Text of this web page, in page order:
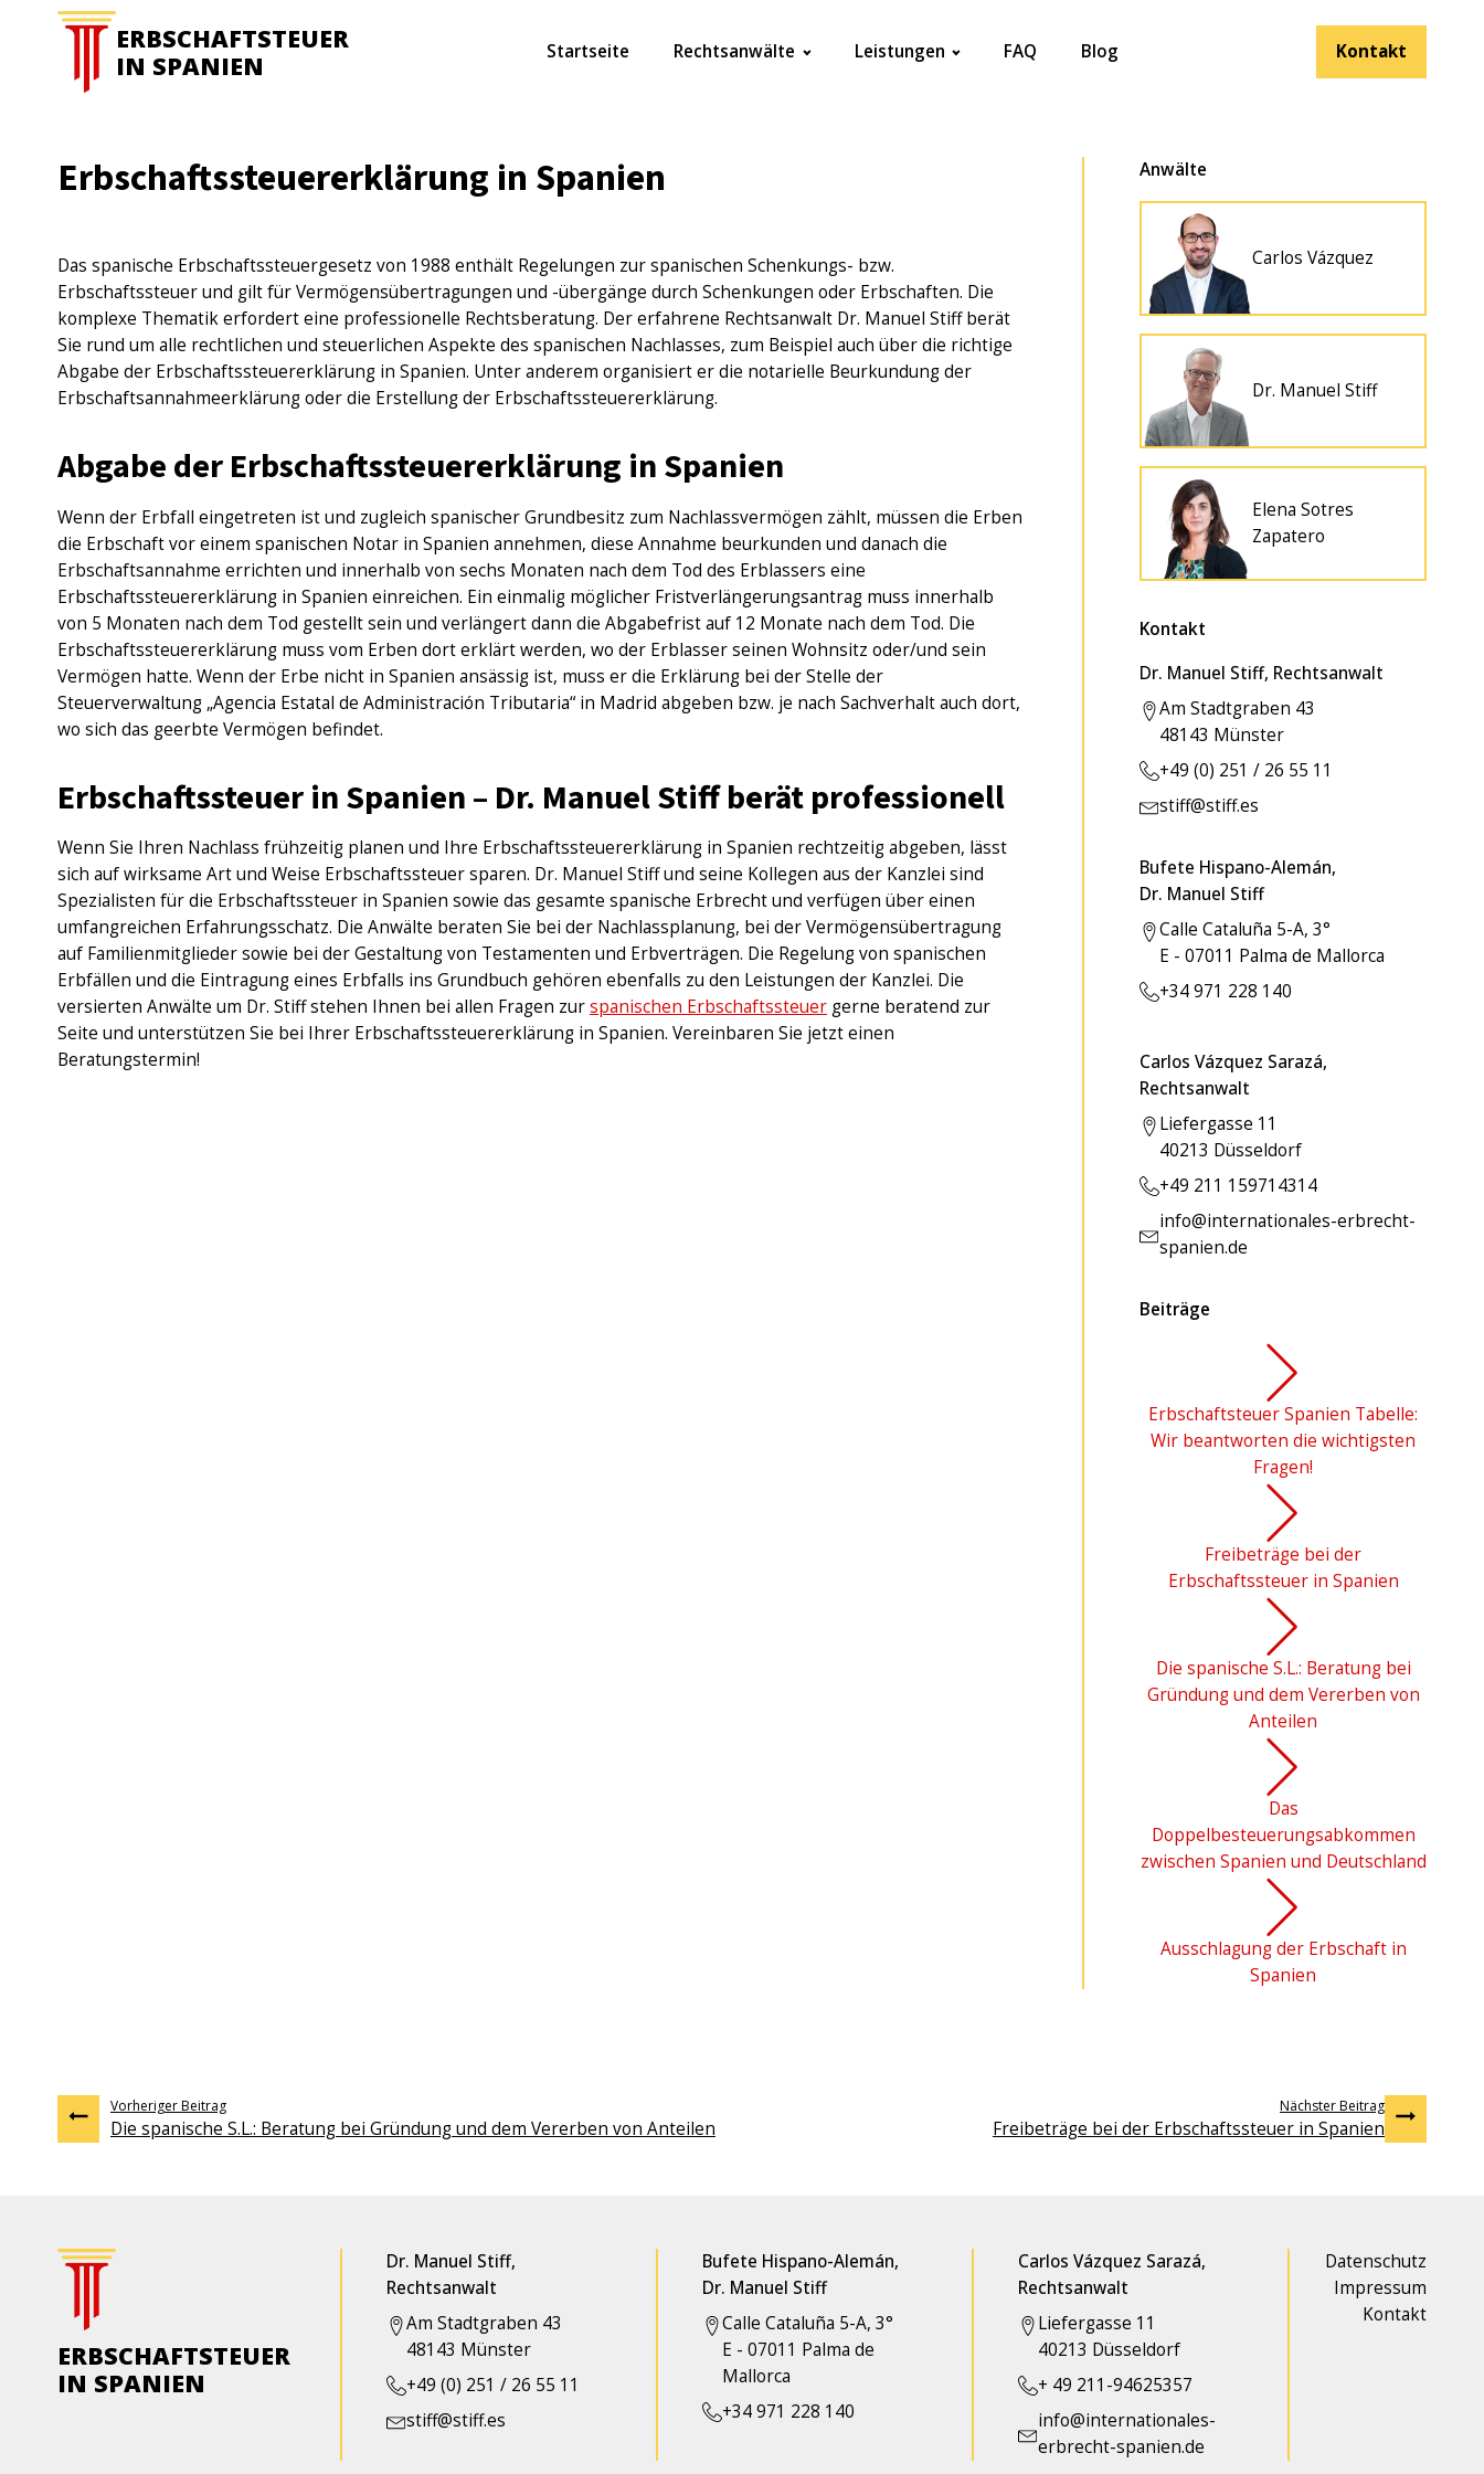
ERBSCHAFTSTEUER
IN SPANIEN
Startseite Rechtsanwälte Leistungen FAQ Blog Kontakt
Erbschaftssteuererklärung in Spanien
Das spanische Erbschaftssteuergesetz von 1988 enthält Regelungen zur spanischen Schenkungs- bzw.
Erbschaftssteuer und gilt für Vermögensübertragungen und -übergänge durch Schenkungen oder Erbschaften. Die
komplexe Thematik erfordert eine professionelle Rechtsberatung. Der erfahrene Rechtsanwalt Dr. Manuel Stiff berät
Sie rund um alle rechtlichen und steuerlichen Aspekte des spanischen Nachlasses, zum Beispiel auch über die richtige
Abgabe der Erbschaftssteuererklärung in Spanien. Unter anderem organisiert er die notarielle Beurkundung der
Erbschaftsannahmeerklärung oder die Erstellung der Erbschaftssteuererklärung.
Abgabe der Erbschaftssteuererklärung in Spanien
Wenn der Erbfall eingetreten ist und zugleich spanischer Grundbesitz zum Nachlassvermögen zählt, müssen die Erben
die Erbschaft vor einem spanischen Notar in Spanien annehmen, diese Annahme beurkunden und danach die
Erbschaftsannahme errichten und innerhalb von sechs Monaten nach dem Tod des Erblassers eine
Erbschaftssteuererklärung in Spanien einreichen. Ein einmalig möglicher Fristverlängerungsantrag muss innerhalb
von 5 Monaten nach dem Tod gestellt sein und verlängert dann die Abgabefrist auf 12 Monate nach dem Tod. Die
Erbschaftssteuererklärung muss vom Erben dort erklärt werden, wo der Erblasser seinen Wohnsitz oder/und sein
Vermögen hatte. Wenn der Erbe nicht in Spanien ansässig ist, muss er die Erklärung bei der Stelle der
Steuerverwaltung „Agencia Estatal de Administración Tributaria“ in Madrid abgeben bzw. je nach Sachverhalt auch dort,
wo sich das geerbte Vermögen befindet.
Erbschaftssteuer in Spanien – Dr. Manuel Stiff berät professionell
Wenn Sie Ihren Nachlass frühzeitig planen und Ihre Erbschaftssteuererklärung in Spanien rechtzeitig abgeben, lässt
sich auf wirksame Art und Weise Erbschaftssteuer sparen. Dr. Manuel Stiff und seine Kollegen aus der Kanzlei sind
Spezialisten für die Erbschaftssteuer in Spanien sowie das gesamte spanische Erbrecht und verfügen über einen
umfangreichen Erfahrungsschatz. Die Anwälte beraten Sie bei der Nachlassplanung, bei der Vermögensübertragung
auf Familienmitglieder sowie bei der Gestaltung von Testamenten und Erbverträgen. Die Regelung von spanischen
Erbfällen und die Eintragung eines Erbfalls ins Grundbuch gehören ebenfalls zu den Leistungen der Kanzlei. Die
versierten Anwälte um Dr. Stiff stehen Ihnen bei allen Fragen zurspanischen Erbschaftssteuer gerne beratend zur
Seite und unterstützen Sie bei Ihrer Erbschaftssteuererklärung in Spanien. Vereinbaren Sie jetzt einen
Beratungstermin!
Anwälte
Carlos Vázquez
Dr. Manuel Stiff
Elena Sotres
Zapatero
Kontakt
Dr. Manuel Stiff, Rechtsanwalt
Am Stadtgraben 43
48143 Münster
+49 (0) 251 / 26 55 11
stiff@stiff.es
Bufete Hispano-Alemán,
Dr. Manuel Stiff
Calle Cataluña 5-A, 3°
E - 07011 Palma de Mallorca
+34 971 228 140
Carlos Vázquez Sarazá,
Rechtsanwalt
Liefergasse 11
40213 Düsseldorf
+49 211 159714314
info@internationales-erbrecht-
spanien.de
Beiträge
Erbschaftsteuer Spanien Tabelle:
Wir beantworten die wichtigsten
Fragen!
Freibeträge bei der
Erbschaftssteuer in Spanien
Die spanische S.L.: Beratung bei
Gründung und dem Vererben von
Anteilen
Das
Doppelbesteuerungsabkommen
zwischen Spanien und Deutschland
Ausschlagung der Erbschaft in
Spanien
Vorheriger Beitrag
Die spanische S.L.: Beratung bei Gründung und dem Vererben von Anteilen
Nächster Beitrag
Freibeträge bei der Erbschaftssteuer in Spanien
ERBSCHAFTSTEUER
IN SPANIEN
Dr. Manuel Stiff,
Rechtsanwalt
Am Stadtgraben 43
48143 Münster
+49 (0) 251 / 26 55 11
stiff@stiff.es
Bufete Hispano-Alemán,
Dr. Manuel Stiff
Calle Cataluña 5-A, 3°
E - 07011 Palma de
Mallorca
+34 971 228 140
Carlos Vázquez Sarazá,
Rechtsanwalt
Liefergasse 11
40213 Düsseldorf
+ 49 211-94625357
info@internationales-
erbrecht-spanien.de
Datenschutz
Impressum
Kontakt